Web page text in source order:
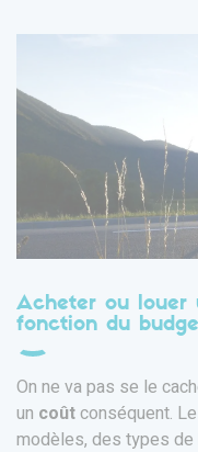
Acheter ou louer
fonction du
On ne va pas se le
un coûtconséquent.
modèles, des types